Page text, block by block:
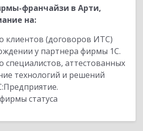
франчайзи в Арти,
на:
клиентов (договоров ИТС)
у партнера фирмы 1С.
специалистов, аттестованных
технологий и решений
статуса